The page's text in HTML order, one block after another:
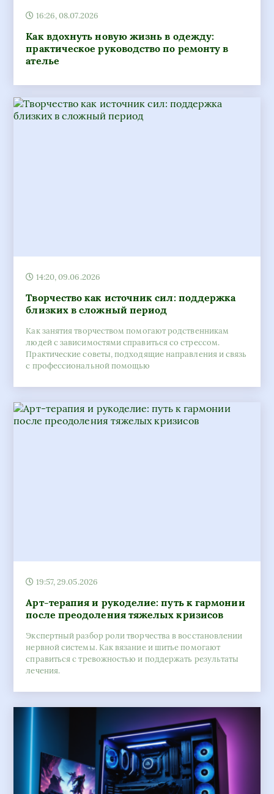
16:26, 08.07.2026
Как вдохнуть новую жизнь в одежду:
практическое руководство по ремонту в
ателье
14:20, 09.06.2026
Творчество как источник сил: поддержка
близких в сложный период
Как занятия творчеством помогают родственникам
людей с зависимостями справиться со стрессом.
Практические советы, подходящие направления и связь
с профессиональной помощью
19:57, 29.05.2026
Арт-терапия и рукоделие: путь к гармонии
после преодоления тяжелых кризисов
Экспертный разбор роли творчества в восстановлении
нервной системы. Как вязание и шитье помогают
справиться с тревожностью и поддержать результаты
лечения.